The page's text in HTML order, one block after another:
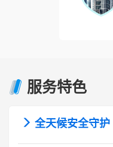
服务特色
全天候安全守护